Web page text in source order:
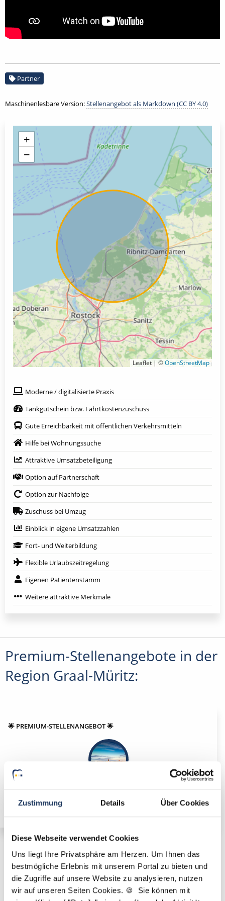
Zustimmung Details Über Cookies
Diese Webseite verwendet Cookies
Uns liegt Ihre Privatsphäre am Herzen. Um Ihnen das
bestmögliche Erlebnis mit unserem Portal zu bieten und
die Zugriffe auf unsere Website zu analysieren, nutzen
wir auf unseren Seiten Cookies. 🍪 Sie können mit
Partner
Maschinenlesbare Version:Stellenangebot als Markdown (CC BY 4.0)
+
−
Leaflet | ©OpenStreetMap
Moderne / digitalisierte Praxis
Tankgutschein bzw. Fahrtkostenzuschuss
Gute Erreichbarkeit mit öffentlichen Verkehrsmitteln
Hilfe bei Wohnungssuche
Attraktive Umsatzbeteiligung
Option auf Partnerschaft
Option zur Nachfolge
Zuschuss bei Umzug
Einblick in eigene Umsatzzahlen
Fort- und Weiterbildung
Flexible Urlaubszeitregelung
Eigenen Patientenstamm
Weitere attraktive Merkmale
Premium-Stellenangebote in der
Region Graal-Müritz:
🌟 PREMIUM-STELLENANGEBOT 🌟
Partner (m/w/d) in Vollzeit ab sofort in Rostock